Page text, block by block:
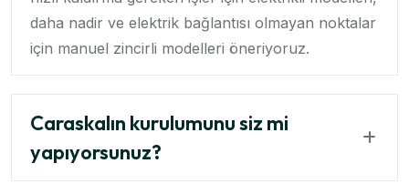
daha nadir ve elektrik bağlantısı olmayan noktalar
için manuel zincirli modelleri öneriyoruz.
Caraskalın kurulumunu siz mi
yapıyorsunuz?